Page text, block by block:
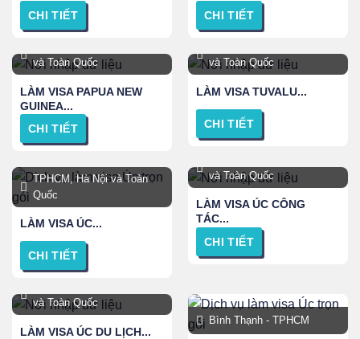
CHI TIẾT
CHI TIẾT
và Toàn Quốc
LÀM VISA PAPUA NEW
GUINEA...
CHI TIẾT
và Toàn Quốc
LÀM VISA TUVALU...
CHI TIẾT
TPHCM, Hà Nội và Toàn
Quốc
LÀM VISA ÚC...
CHI TIẾT
và Toàn Quốc
LÀM VISA ÚC CÔNG
TÁC...
CHI TIẾT
và Toàn Quốc
LÀM VISA ÚC DU LỊCH...
Bình Thạnh - TPHCM